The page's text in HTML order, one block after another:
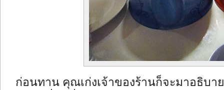
ก่อนทาน คุณเก่งเจ้าของร้านก็จะมาอธิบา